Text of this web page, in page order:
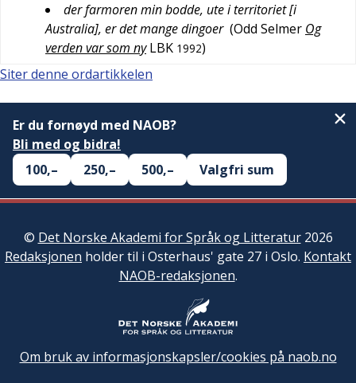
der farmoren min bodde, ute i territoriet [i
Australia], er det mange dingoer (Odd Selmer Og
verden var som ny LBK 1992)
Siter denne ordartikkelen
Er du fornøyd med NAOB?
Bli med og bidra!
100,–
250,– 500,– Valgfri sum
© Det Norske Akademi for Språk og Litteratur2026
Redaksjonen holder til i Osterhaus' gate 27 i Oslo. Kontakt
NAOB-redaksjonen.
Om bruk av informasjonskapsler/cookies på naob.no